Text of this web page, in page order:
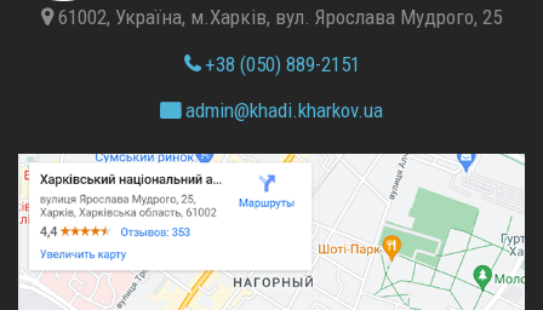
61002, Україна, м.Харків, вул. Ярослава Мудрого, 25
+38 (050) 889-2151
admin@khadi.kharkov.ua